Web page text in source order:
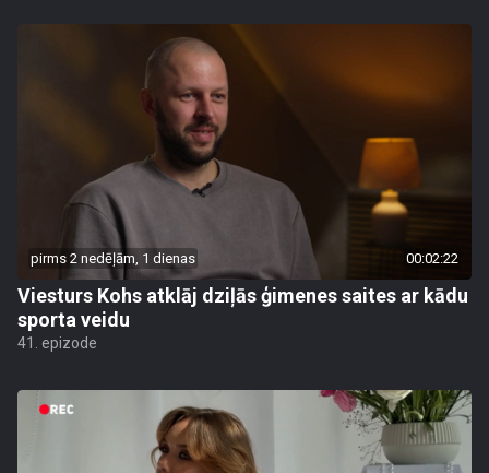
pirms 2 nedēļām, 1 dienas 00:02:22
Viesturs Kohs atklāj dziļās ģimenes saites ar kādu
sporta veidu
41. epizode